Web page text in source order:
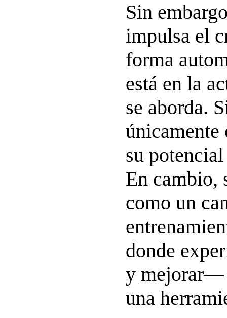
Sin
impulsa el
forma
está en la
se aborda.
únicamente
su
En cambio,
como un
donde
y mejorar—
una